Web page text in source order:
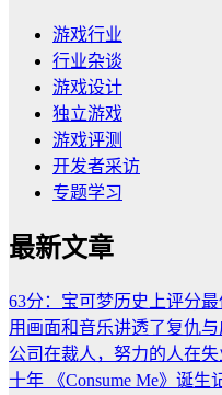
游戏行业
行业杂谈
游戏设计
独立游戏
游戏评测
开发者采访
专题学习
最新文章
63分：宝可梦历史上评分
用画面和音乐讲透了复仇
公司在裁人，努力的人在失
十年
《Consume Me》诞